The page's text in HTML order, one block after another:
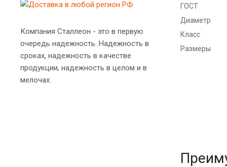
ГОСТ
Диаметр
Класс
Размеры
Компания Сталлеон - это в первую
очередь надежность. Надежность в
сроках, надежность в качестве
продукции, надежность в целом и в
мелочах.